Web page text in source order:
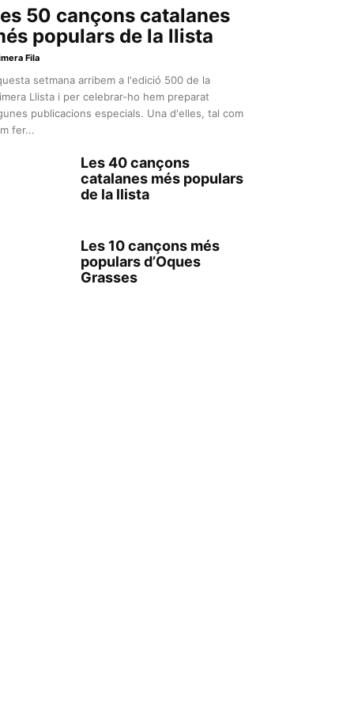
50 cançons catalanes
populars de la llista
Fila
setmana arribem a l'edició 500 de la
Llista i per celebrar-ho hem preparat
publicacions especials. Una d'elles, tal com
fer...
Les 40 cançons
catalanes més populars
de la llista
Les 10 cançons més
populars d’Oques
Grasses